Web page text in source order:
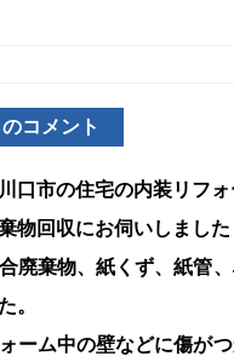
コメント
口市の住宅の内装リフ
物回収にお伺いしました
廃棄物、紙くず、紙管、
。
ーム中の壁などに傷が